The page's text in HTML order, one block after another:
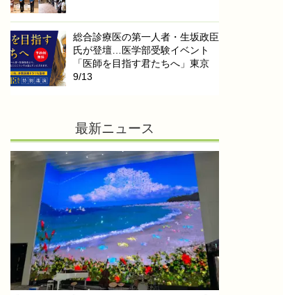
総合診療医の第一人者・生坂政臣
氏が登壇…医学部受験イベント
「医師を目指す君たちへ」東京
9/13
最新ニュース